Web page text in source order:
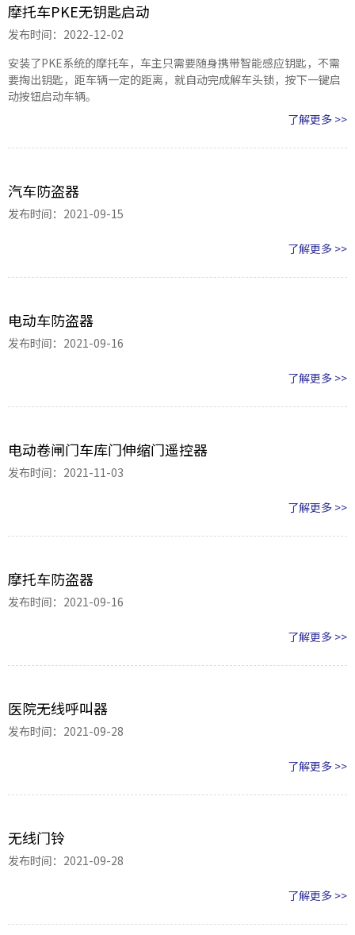
摩托车PKE无钥匙启动
发布时间：2022-12-02
安装了PKE系统的摩托车，车主只需要随身携带智能感应钥匙，不需
要掏出钥匙，距车辆一定的距离，就自动完成解车头锁，按下一键启
动按钮启动车辆。
了解更多 >>
汽车防盗器
发布时间：2021-09-15
了解更多 >>
电动车防盗器
发布时间：2021-09-16
了解更多 >>
电动卷闸门车库门伸缩门遥控器
发布时间：2021-11-03
了解更多 >>
摩托车防盗器
发布时间：2021-09-16
了解更多 >>
医院无线呼叫器
发布时间：2021-09-28
了解更多 >>
无线门铃
发布时间：2021-09-28
了解更多 >>